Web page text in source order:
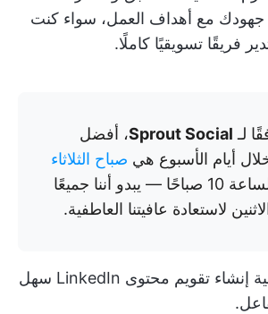
جهودك مع أهداف العمل، سواء كنت
فريقًا تسويقيًا كاملًا.
لـ Sprout Social، أفضل
أيام الأسبوع هي صباح الثلاثاء
في الساعة 10 صباحًا — يبدو أننا جميعًا
لاستعادة عافيتنا العاطفية.
دعنا نستعرض كيفية إنشاء تقويم محتوى LinkedIn سهل